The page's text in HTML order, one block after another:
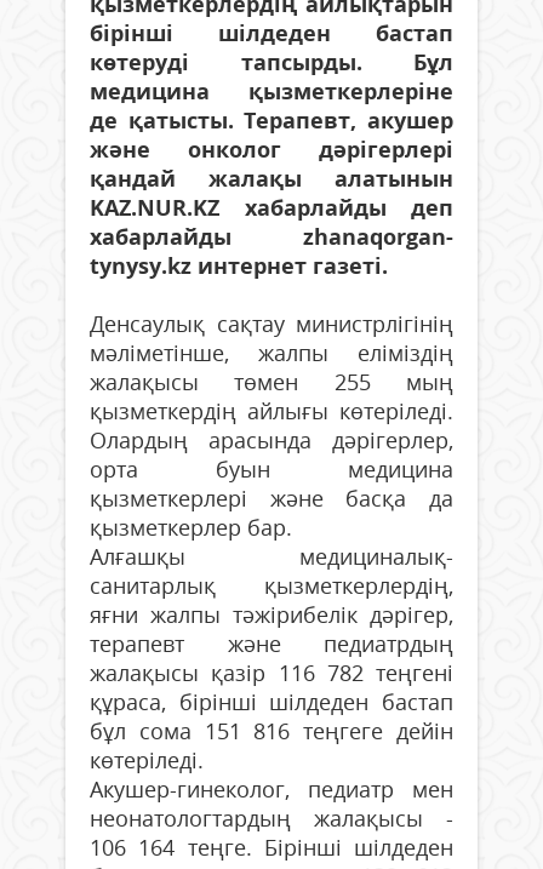
бірінші шілдеден бастап
көтеруді тапсырды. Бұл
медицина қызметкерлеріне
де қатысты. Терапевт, акушер
және онколог дәрігерлері
қандай жалақы алатынын
KAZ.NUR.KZ хабарлайды деп
хабарлайды zhanaqorgan-
tynysy.kz интернет газеті.
Денсаулық сақтау министрлігінің
мәліметінше, жалпы еліміздің
жалақысы төмен 255 мың
қызметкердің айлығы көтеріледі.
Олардың арасында дәрігерлер,
орта буын медицина
қызметкерлері және басқа да
қызметкерлер бар.
Алғашқы медициналық-
санитарлық қызметкерлердің,
яғни жалпы тәжірибелік дәрігер,
терапевт және педиатрдың
жалақысы қазір 116 782 теңгені
құраса, бірінші шілдеден бастап
бұл сома 151 816 теңгеге дейін
көтеріледі.
Акушер-гинеколог, педиатр мен
неонатологтардың жалақысы -
106 164 теңге. Бірінші шілдеден